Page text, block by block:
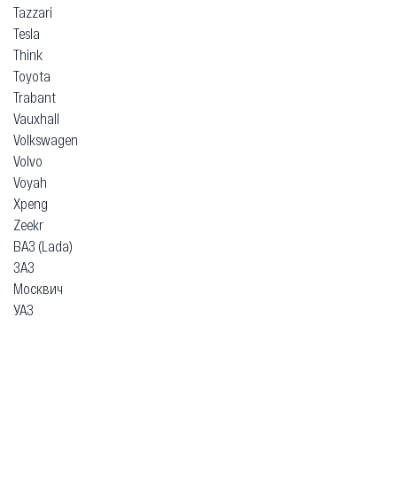
Tazzari
Tesla
Think
Toyota
Trabant
Vauxhall
Volkswagen
Volvo
Voyah
Xpeng
Zeekr
ВАЗ (Lada)
ЗАЗ
Москвич
УАЗ